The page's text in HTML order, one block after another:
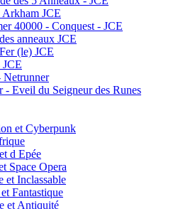
JCE
40000 - Conquest - JCE
anneaux JCE
(le) JCE
JCE
- Eveil du Seigneur des Runes
et Cyberpunk
d Epée
Space Opera
et Inclassable
Fantastique
et Antiquité